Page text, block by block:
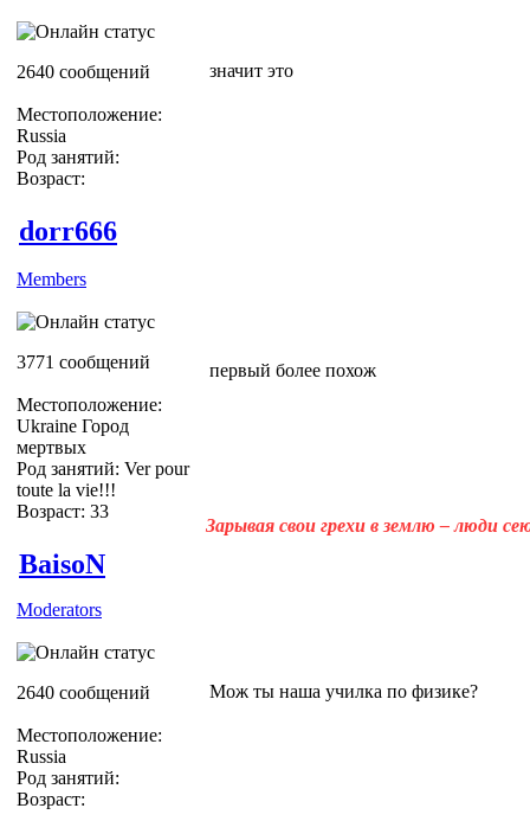
2640 сообщений
Местоположение:
Russia
Род занятий:
Возраст:
значит это
dorr666
Members
3771 сообщений
Местоположение:
Ukraine Город
мертвых
Род занятий: Ver pour
toute la vie!!!
Возраст: 33
первый более похож
Зарывая свои грехи в землю – люди
BaisoN
Moderators
2640 сообщений
Местоположение:
Russia
Род занятий:
Возраст:
Мож ты наша училка по физике?